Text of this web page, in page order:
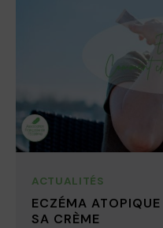
ACTUALITÉS
ECZÉMA
SA CRÈME